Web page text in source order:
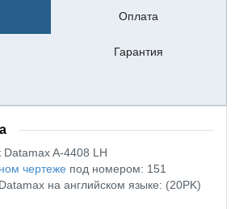
Оплата
Гарантия
Datamax A-4408 LH
чертеже под номером: 151
на английском языке: (20PK)